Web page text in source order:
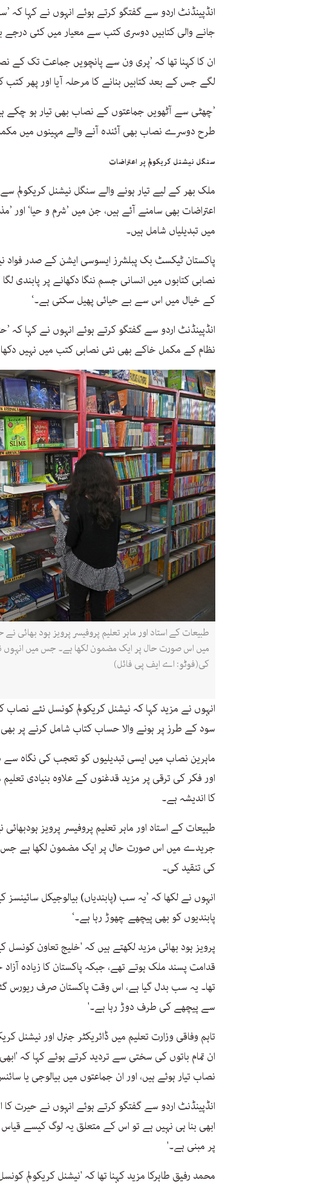
انڈپینڈنٹ اردو سے گفتگو کرتے ہوئے انہوں نے کہا کہ
جانے والی کتابیں دوسری کتب سے معیار میں کئی درجے
ان کا کہنا تھا کہ ’پری ون سے پانچویں جماعت تک کے
لگے جس کے بعد کتابیں بنانے کا مرحلہ آیا اور پھر کتب
’چھٹی سے آٹھویں جماعتوں کے نصاب بھی تیار ہو چکے
طرح دوسرے نصاب بھی آئندہ آنے والے مہینوں میں
سنگل نیشنل کریکولم پر اعتراضات
ملک بھر کے لیے تیار ہونے والے سنگل نیشنل کریکولم
اعتراضات بھی سامنے آئے ہیں، جن میں ’شرم و حیا‘ اور
میں تبدیلیاں شامل ہیں۔
پاکستان ٹیکسٹ بک پبلشرز ایسوسی ایشن کے صدر فواد
نصابی کتابوں میں انسانی جسم ننگا دکھانے پر پابندی
کے خیال میں اس سے بے حیائی پھیل سکتی ہے۔‘
انڈپینڈنٹ اردو سے گفتگو کرتے ہوئے انہوں نے کہا کہ
نظام کے مکمل خاکے بھی نئی نصابی کتب میں نہیں
طبیعات کے استاد اور ماہر تعلیم پروفیسر پرویز ہود
میں اس صورت حال پر ایک مضمون لکھا ہے۔ جس میں انہوں
کی(فوٹو: اے ایف پی فائل)
انہوں نے مزید کہا کہ نیشنل کریکولم کونسل نئے
سود کے طرز پر ہونے والا حساب کتاب شامل کرنے پر
ماہرین نصاب میں ایسی تبدیلیوں کو تعجب کی نگاہ
اور فکر کی ترقی پر مزید قدغنوں کے علاوہ بنیادی
کا اندیشہ ہے۔
طبیعات کے استاد اور ماہر تعلیم پروفیسر پرویز
جریدے میں اس صورت حال پر ایک مضمون لکھا ہے جس
کی تنقید کی۔
انہوں نے لکھا کہ ’یہ سب (پابندیاں) بیالوجیکل سائینسز
پابندیوں کو بھی پیچھے چھوڑ رہا ہے۔‘
پرویز ہود بھائی مزید لکھتے ہیں کہ 'خلیج تعاون
قدامت پسند ملک ہوتے تھے، جبکہ پاکستان کا زیادہ آزاد
تھا۔ یہ سب بدل گیا ہے، اس وقت پاکستان صرف ریورس
سے پیچھے کی طرف دوڑ رہا ہے۔'
تاہم وفاقی وزارت تعلیم میں ڈائریکٹر جنرل اور نیشنل
ان تمام باتوں کی سختی سے تردید کرتے ہوئے کہا کہ
نصاب تیار ہوئے ہیں، اور ان جماعتوں میں بیالوجی یا
انڈپینڈنٹ اردو سے گفتگو کرتے ہوئے انہوں نے حیرت
ابھی بنا ہی نہیں ہے تو اس کے متعلق یہ لوگ کیسے
پر مبنی ہے۔'
محمد رفیق طاہرکا مزید کہنا تھا کہ 'نیشنل کریکولم